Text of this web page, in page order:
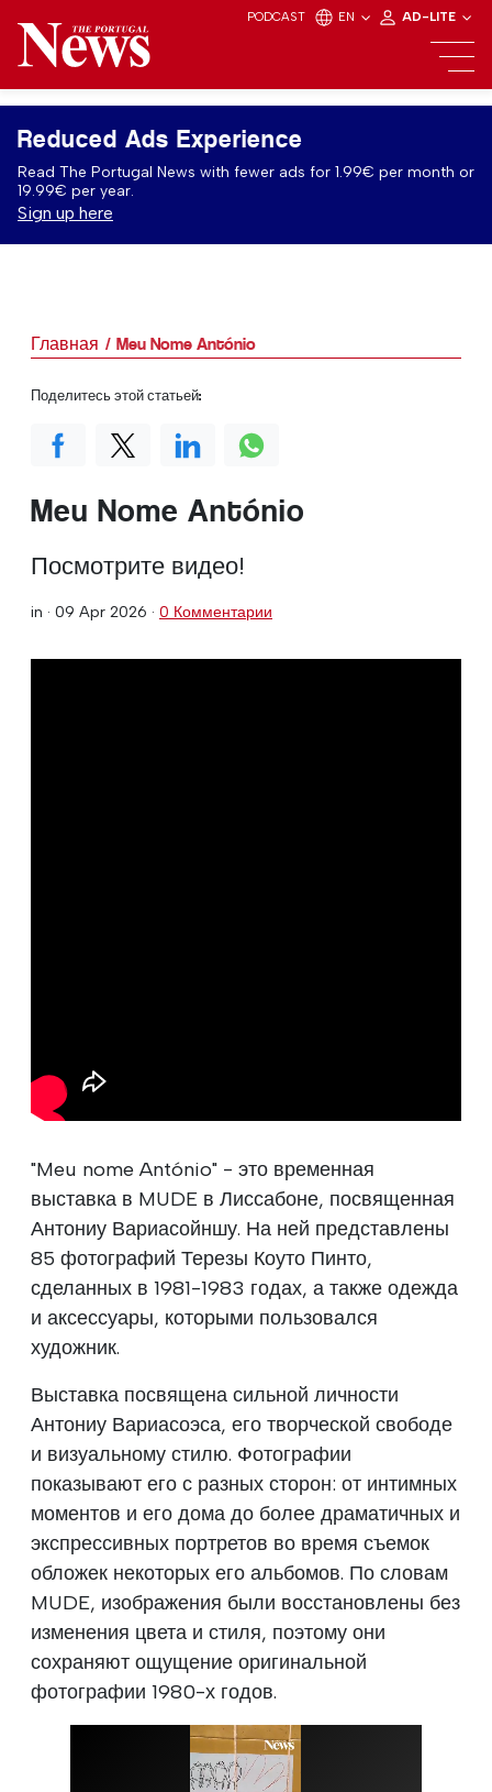
PODCAST EN AD-LITE
Reduced Ads Experience
Read The Portugal News with fewer ads for 1.99€ per month or
19.99€ per year.
Sign up here
Главная Meu Nome António
Meu Nome António
Посмотрите видео!
in · 09 Apr 2026 · 0 Комментарии
"Meu nome António" - это временная
выставка в MUDE в Лиссабоне, посвященная
Антониу Вариасойншу. На ней представлены
85 фотографий Терезы Коуто Пинто,
сделанных в 1981-1983 годах, а также одежда
и аксессуары, которыми пользовался
художник.
Выставка посвящена сильной личности
Антониу Вариасоэса, его творческой свободе
и визуальному стилю. Фотографии
показывают его с разных сторон: от интимных
моментов и его дома до более драматичных и
экспрессивных портретов во время съемок
обложек некоторых его альбомов. По словам
MUDE, изображения были восстановлены без
изменения цвета и стиля, поэтому они
сохраняют ощущение оригинальной
фотографии 1980-х годов.
Поделитесь этой статьей: